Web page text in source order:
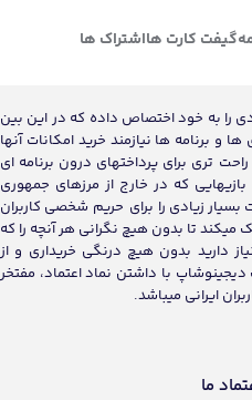
گیفت کارت هااشتراک ها
را به خود اختصاص داده که در این بین
ها و برنامه ها نیازمند خرید امکانات آنها
راحت تری برای پرداختهای درون برنامه ای
که در خارج از مرزهای جمهوری
زیادی را برای حریم شخصی کاربران
تا بدون هیچ نگرانی هر آنچه را که
دارید بدون هیچ درنگی خریداری و از
با داشتن نماد اعتماد، مفتخر
ما